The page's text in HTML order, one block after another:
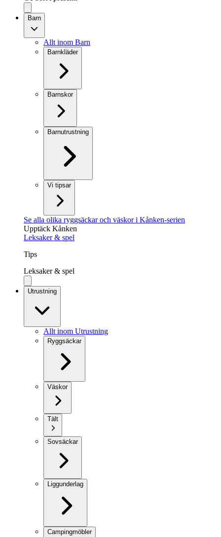
Barn
Allt inom Barn
Barnkläder
Barnskor
Barnutrustning
Vi tipsar
Se alla olika ryggsäckar och väskor i Kånken-serien
Upptäck Kånken
Leksaker & spel
Tips
Leksaker & spel
Utrustning
Allt inom Utrustning
Ryggsäckar
Väskor
Tält
Sovsäckar
Liggunderlag
Campingmöbler